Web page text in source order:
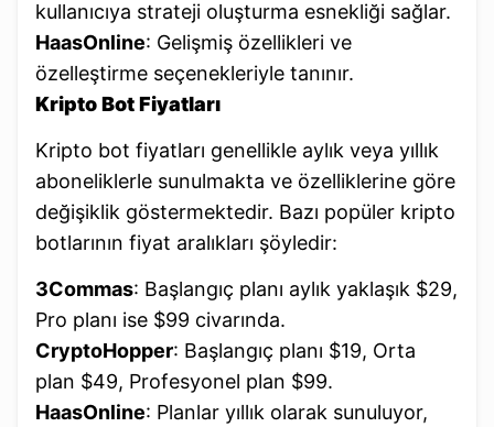
kullanıcıya strateji oluşturma esnekliği sağlar.
HaasOnline: Gelişmiş özellikleri ve
özelleştirme seçenekleriyle tanınır.
Kripto Bot Fiyatları
Kripto bot fiyatları genellikle aylık veya yıllık
aboneliklerle sunulmakta ve özelliklerine göre
değişiklik göstermektedir. Bazı popüler kripto
botlarının fiyat aralıkları şöyledir:
3Commas: Başlangıç planı aylık yaklaşık $29,
Pro planı ise $99 civarında.
CryptoHopper: Başlangıç planı $19, Orta
plan $49, Profesyonel plan $99.
HaasOnline: Planlar yıllık olarak sunuluyor,